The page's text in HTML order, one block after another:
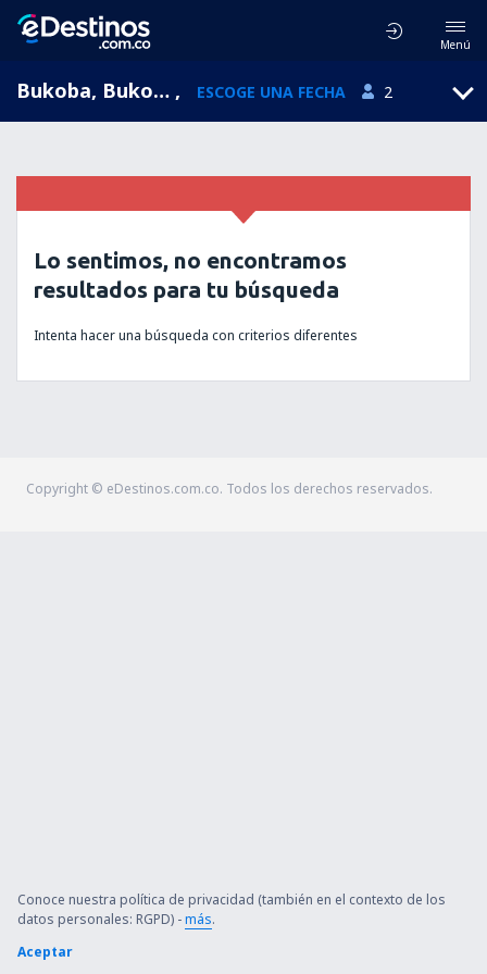
Menú
Bukoba, Bukoba Airport, Kagera, Tanzania (BKZ) , ESCOGE UNA FECHA 2
Lo sentimos, no encontramos
resultados para tu búsqueda
Intenta hacer una búsqueda con criterios diferentes
Copyright © eDestinos.com.co. Todos los derechos reservados.
Conoce nuestra política de privacidad (también en el contexto de los
datos personales: RGPD) -más.
Aceptar